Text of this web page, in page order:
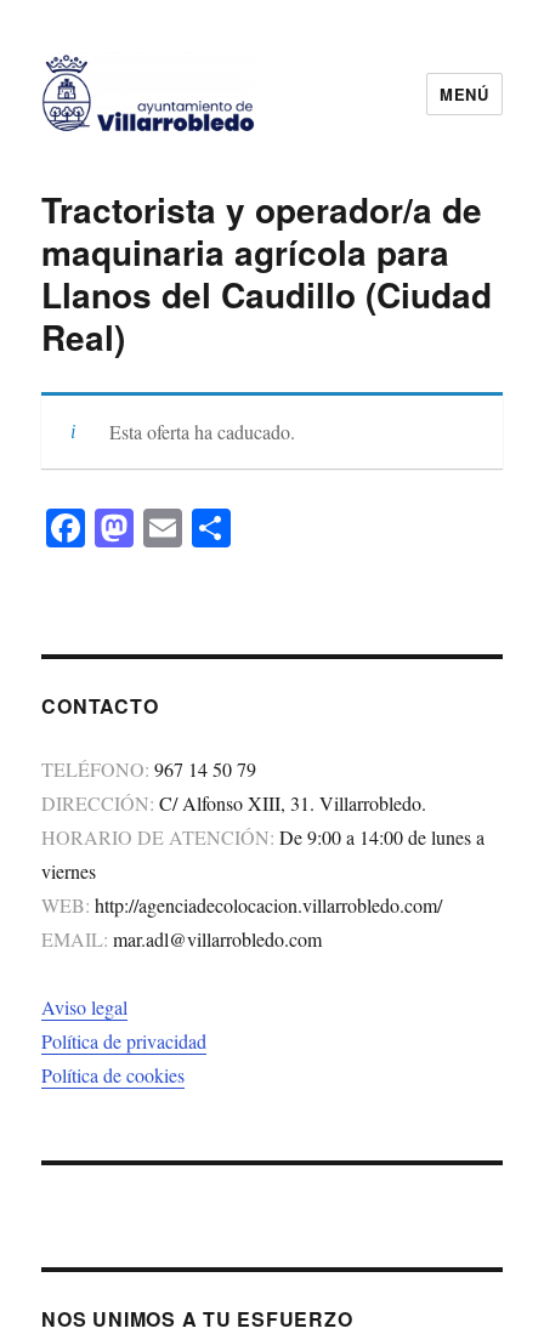
MENÚ
Tractorista y operador/a de
maquinaria agrícola para
Llanos del Caudillo (Ciudad
Real)
Esta oferta ha caducado.
Fa
ok
M
do
E
pa
CONTACTO
TELÉFONO: 967 14 50 79
DIRECCIÓN: C/ Alfonso XIII, 31. Villarrobledo.
HORARIO DE ATENCIÓN: De 9:00 a 14:00 de lunes a
viernes
WEB: http://agenciadecolocacion.villarrobledo.com/
EMAIL: mar.adl@villarrobledo.com
Aviso legal
Política de privacidad
Política de cookies
NOS UNIMOS A TU ESFUERZO